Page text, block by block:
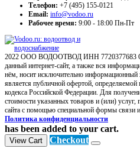
Телефон: +7 (495) 155-0121
Email: info@vodoo.ru
Рабочее время: 9:00 - 18:00 Пн-Пт
2022 ООО ВОДООТВОД ИНН 7720377683
данный интернет-сайт, а также вся
нём, носит исключительно информационный
является публичной офертой,
кодекса Российской Федерации. Для
стоимости указанных товаров и (или)
сайта с помощью специальной формы связи
Политика конфиденциальности
has been added to your cart.
View Cart Checkout